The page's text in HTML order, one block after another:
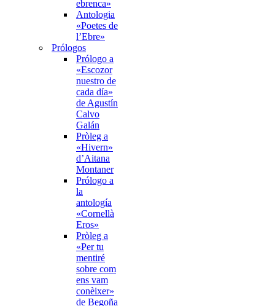
ebrenca»
Antologia
«Poetes de
l’Ebre»
Prólogos
Prólogo a
«Escozor
nuestro de
cada día»
de Agustín
Calvo
Galán
Pròleg a
«Hivern»
d’Aitana
Montaner
Prólogo a
la
antología
«Cornellà
Eros»
Pròleg a
«Per tu
mentiré
sobre com
ens vam
conèixer»
de Begoña